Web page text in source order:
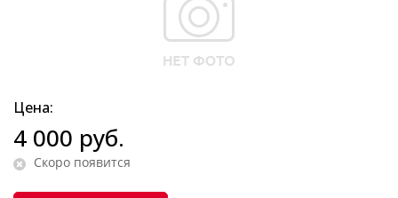
Цена:
4 000 руб.
Скоро появится